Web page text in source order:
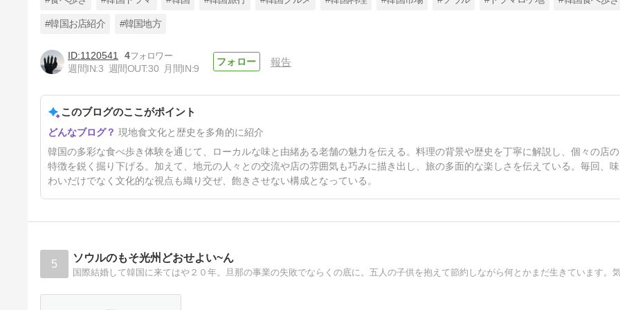
２０２５ 夏 韓国食べ歩き
vol.15
#韓国お店紹介 #韓国地方
1120541
4
週間IN:3 週間OUT:30 月間IN:9
報告
このブログのここがポイント
現地食文化と歴史を多角的に紹介
韓国の多彩な食べ歩き体験を通じて、ローカルな味と由緒ある老舗の魅力を伝える。料理の背景や歴史を丁寧に解説し、個々の店の
特徴を鋭く掘り下げる。加えて、地元の人々との交流や店の雰囲気も巧みに描き出し、旅の多面的な楽しさを伝えている。毎回、味
わいだけでなく文化的な視点も織り交ぜ、飽きさせない構成となっている。
5 ソウルのもそ光州どおせよい~ん